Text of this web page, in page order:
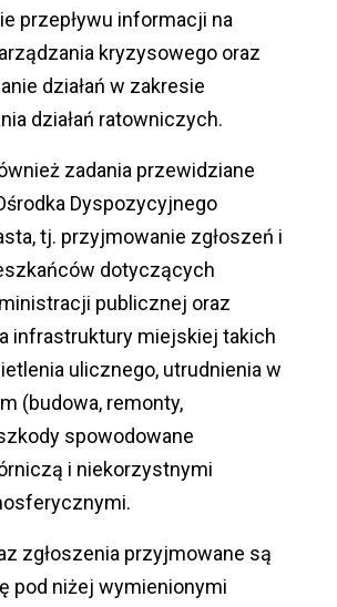
przepływu informacji na
kryzysowego oraz
działań w zakresie
działań ratowniczych.
zadania przewidziane
Dyspozycyjnego
tj. przyjmowanie zgłoszeń i
dotyczących
publicznej oraz
infrastruktury miejskiej takich
ulicznego, utrudnienia w
(budowa, remonty,
spowodowane
i niekorzystnymi
zgłoszenia przyjmowane są
pod niżej wymienionymi